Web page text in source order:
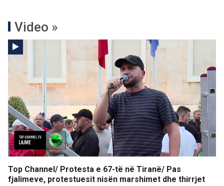
Video »
Top Channel/ Protesta e 67-të në Tiranë/ Pas
fjalimeve, protestuesit nisën marshimet dhe thirrjet